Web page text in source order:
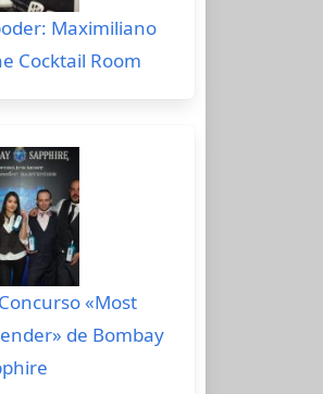
Maximiliano
Cocktail Room
«Most
de Bombay